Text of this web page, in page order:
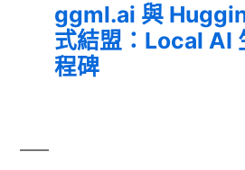
ggml.ai 與
式結盟：Local AI
程碑